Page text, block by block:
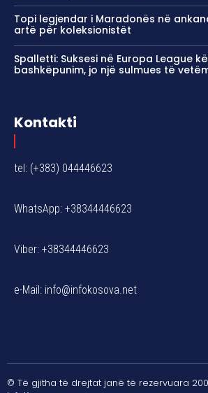
Topi legjendar i Maradonës në
artë për koleksionistët
Spalletti: Suksesi në Europa League
bashkëpunim, jo një sulmues të
Kontakti
tel: (+383) 044446623
WhatsApp: +38344446623
Viber: +38344446623
e-Mail: info@infokosova.net
© Të gjitha të drejtat janë të rezervuara